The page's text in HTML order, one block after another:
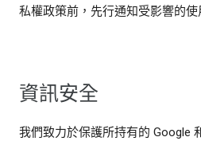
私權政策前，先行通知受影響的使
資訊安全
我們致力於保護所持有的 Google